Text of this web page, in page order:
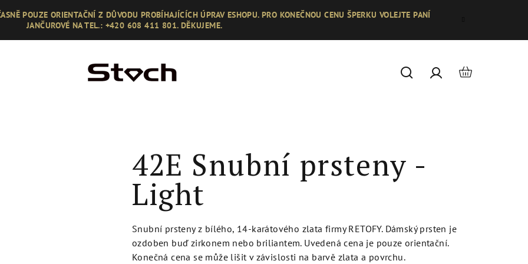
POUZE ORIENTAČNÍ Z DŮVODU PROBÍHAJÍCÍCH ÚPRAV ESHOPU. PRO KONEČNOU CENU ŠPERKU VOLEJTE PANÍ
JANČUROVÉ NA TEL.: +420 608 411 801. DĚKUJEME.
HledatPřihlášení
Nákupní
42E Snubní prsteny -
Light
Snubní prsteny z bílého, 14-karátového zlata firmy RETOFY. Dámský prsten je
ozdoben buď zirkonem nebo briliantem. Uvedená cena je pouze orientační.
Konečná cena se může lišit v závislosti na barvě zlata a povrchu.